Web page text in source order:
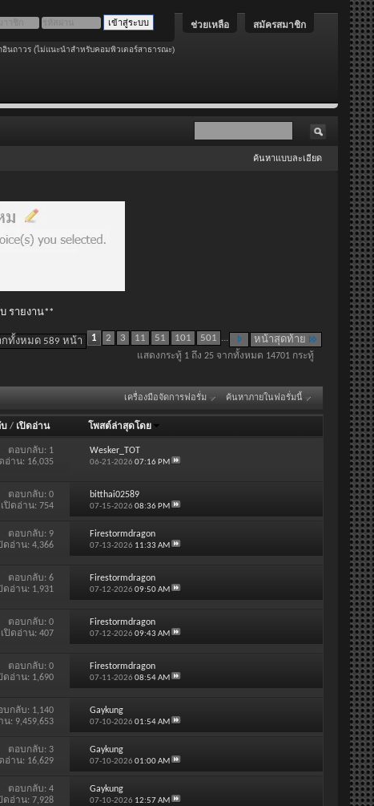
สมัครสมาชิก
ช่วยเหลือ
อินถาวร (ไม่แนะนำสำหรับคอมพิวเตอร์สาธารณะ)
ค้นหาแบบละเอียด
รายงาน**
ทั้งหมด 589 หน้า 1 2 3 11 51 101 501 ... หน้าสุดท้าย
แสดงกระทู้ 1 ถึง 25 จากทั้งหมด 14701 กระทู้
เครื่องมือจัดการฟอรั่ม ค้นหาภายในฟอรั่มนี้
บ / เปิดอ่าน โพสต์ล่าสุดโดย
ตอบกลับ: 1
อ่าน: 16,035
Wesker_TOT
06-21-2026 07:16 PM
ตอบกลับ:0
เปิดอ่าน: 754
bitthai02589
07-15-2026 08:36 PM
ตอบกลับ: 9
ดอ่าน: 4,366
Firestormdragon
07-13-2026 11:33 AM
ตอบกลับ:6
ดอ่าน: 1,931
Firestormdragon
07-12-2026 09:50 AM
ตอบกลับ:0
เปิดอ่าน: 407
Firestormdragon
07-12-2026 09:43 AM
ตอบกลับ:0
ดอ่าน: 1,690
Firestormdragon
07-11-2026 08:54 AM
บกลับ: 1,140
น: 9,459,653
Gaykung
07-10-2026 01:54 AM
ตอบกลับ: 3
อ่าน: 16,629
Gaykung
07-10-2026 01:00 AM
ตอบกลับ:4
ดอ่าน: 7,928
Gaykung
07-10-2026 12:57 AM